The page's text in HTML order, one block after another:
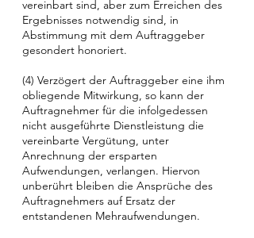
vereinbart sind, aber zum Erreichen des
Ergebnisses notwendig sind, in
Abstimmung mit dem Auftraggeber
gesondert honoriert.
(4) Verzögert der Auftraggeber eine ihm
obliegende Mitwirkung, so kann der
Auftragnehmer für die infolgedessen
nicht ausgeführte Dienstleistung die
vereinbarte Vergütung, unter
Anrechnung der ersparten
Aufwendungen, verlangen. Hiervon
unberührt bleiben die Ansprüche des
Auftragnehmers auf Ersatz der
entstandenen Mehraufwendungen.